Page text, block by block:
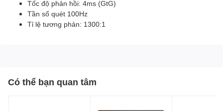
Tốc độ phản hồi: 4ms (GtG)
Tần số quét 100Hz
Tỉ lệ tương phản: 1300:1
Có thể bạn quan tâm